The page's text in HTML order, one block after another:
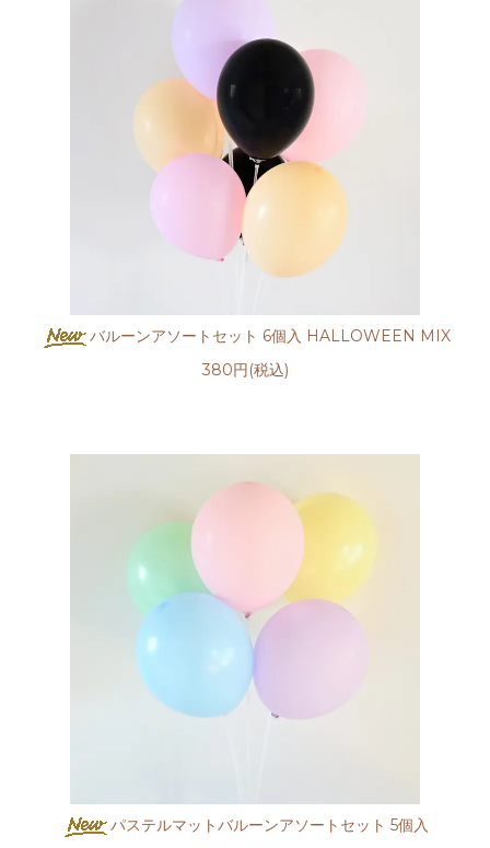
バルーンアソートセット 6個入 HALLOWEEN MIX
380円(税込)
パステルマットバルーンアソートセット 5個入